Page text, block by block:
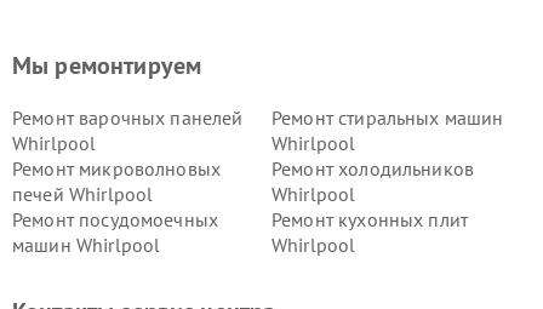
Мы ремонтируем
Ремонт варочных панелей
Whirlpool
Ремонт стиральных машин
Whirlpool
Ремонт микроволновых
печей Whirlpool
Ремонт холодильников
Whirlpool
Ремонт посудомоечных
машин Whirlpool
Ремонт кухонных плит
Whirlpool